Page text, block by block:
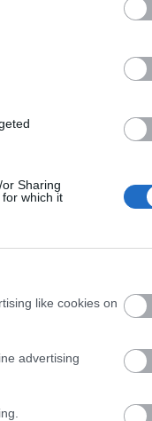
Sharing
which it
like cookies on
advertising
fotográfia
Robert Capa